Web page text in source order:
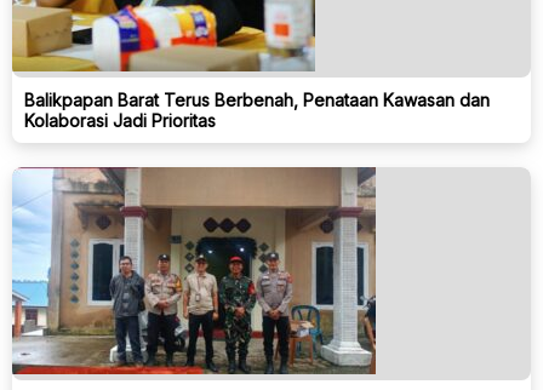
Balikpapan Barat Terus Berbenah, Penataan Kawasan dan
Kolaborasi Jadi Prioritas